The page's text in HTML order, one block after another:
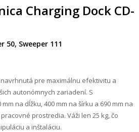
Charging Dock CD-
50, Sweeper 111
pre maximálnu efektivitu a
autonómnych zariadení. S
na dĺžku, 400 mm na šírku a 690 mm na
prostredia. Váži len 25 kg, čo
a inštaláciu.